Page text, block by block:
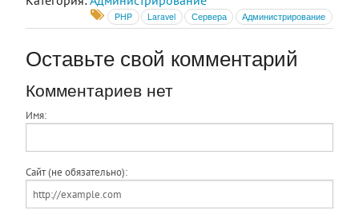
PHP Laravel Сервера Администрирование
Оставьте свой комментарий
Комментариев нет
Имя:
Сайт (не обязательно):